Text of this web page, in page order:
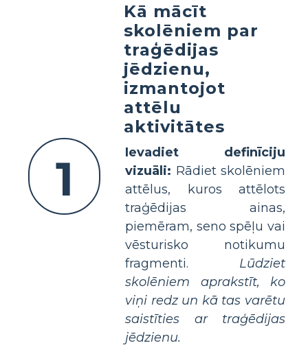
1
Kā mācīt
skolēniem par
traģēdijas
jēdzienu,
izmantojot
attēlu
aktivitātes
Ievadiet definīciju
vizuāli: Rādiet skolēniem
attēlus, kuros attēlots
traģēdijas ainas,
piemēram, seno spēļu vai
vēsturisko notikumu
fragmenti. Lūdziet
skolēniem aprakstīt, ko
viņi redz un kā tas varētu
saistīties ar traģēdijas
jēdzienu.